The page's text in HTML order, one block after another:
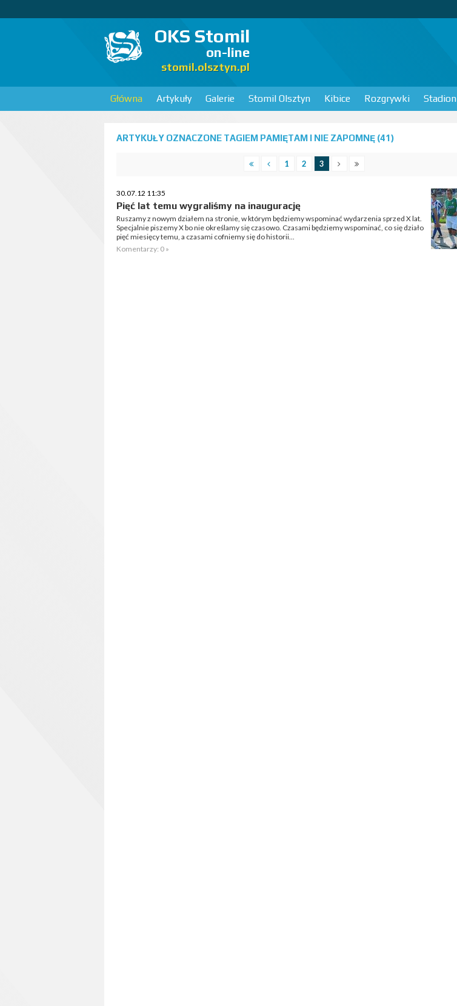
OKS Stomil
on-line
stomil.olsztyn.pl
Główna Artykuły Galerie Stomil Olsztyn Kibice Rozgrywki Stadion
ARTYKUŁY OZNACZONE TAGIEM PAMIĘTAM I NIE ZAPOMNĘ (41)
1 2 3
30.07.12 11:35
Pięć lat temu wygraliśmy na inaugurację
Ruszamy z nowym działem na stronie, w którym będziemy wspominać wydarzenia sprzed X lat.
Specjalnie piszemy X bo nie określamy się czasowo. Czasami będziemy wspominać, co się działo
pięć miesięcy temu, a czasami cofniemy się do historii...
Komentarzy: 0 »